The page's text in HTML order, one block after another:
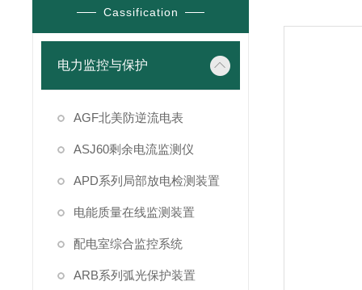
Cassification
电力监控与保护
AGF北美防逆流电表
ASJ60剩余电流监测仪
APD系列局部放电检测装置
电能质量在线监测装置
配电室综合监控系统
ARB系列弧光保护装置